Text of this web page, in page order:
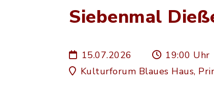
Siebenmal
15.07.2026
19:00 Uhr
Kulturforum Blaues Haus,